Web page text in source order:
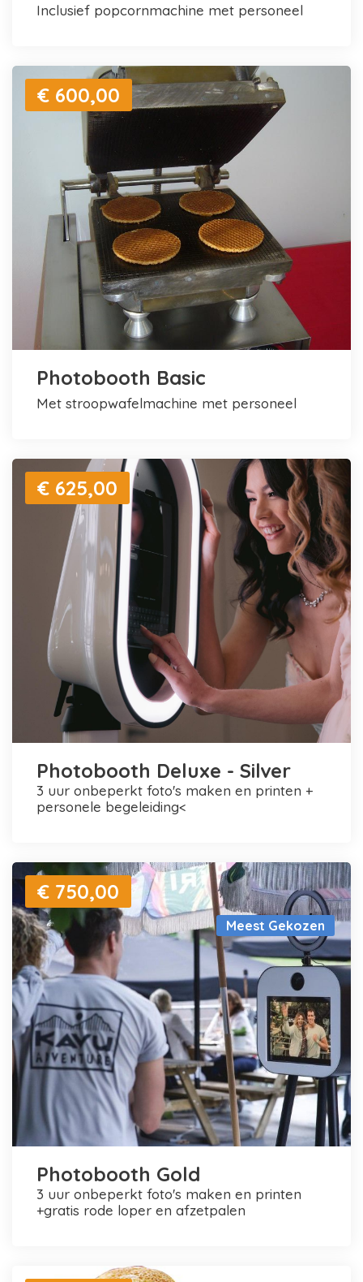
inclusief popcornmachine met personeel
€ 600,00
Photobooth Basic
met stroopwafelmachine met personeel
€ 625,00
Photobooth Deluxe - Silver
3 uur onbeperkt foto's maken en printen +
personele begeleiding<
Meest Gekozen
€ 750,00
Photobooth Gold
3 uur onbeperkt foto's maken en printen
+gratis rode loper en afzetpalen